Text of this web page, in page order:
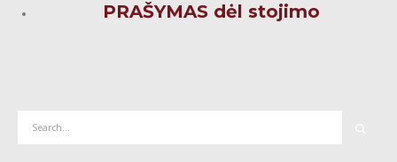
PRAŠYMAS dėl stojimo